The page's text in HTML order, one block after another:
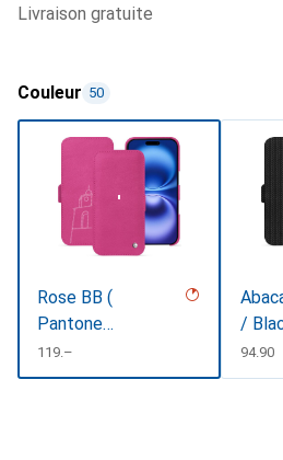
livraison gratuite
Couleur 50
Rose BB (
Pantone
#DB599F )
CHF
119.–
/
CHF
94.90